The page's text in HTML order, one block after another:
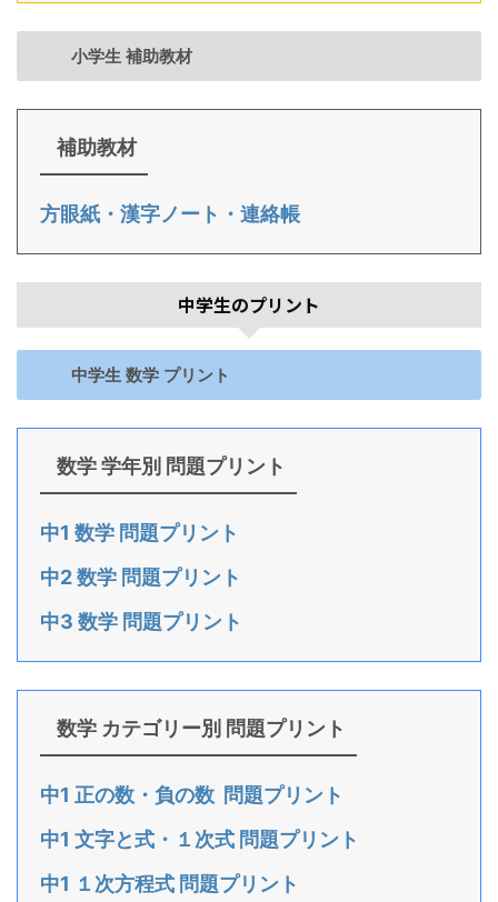
小学生 補助教材
補助教材
方眼紙・漢字ノート・連絡帳
中学生のプリント
中学生 数学 プリント
数学 学年別 問題プリント
中1 数学 問題プリント
中2 数学 問題プリント
中3 数学 問題プリント
数学 カテゴリー別 問題プリント
中1 正の数・負の数 問題プリント
中1 文字と式・１次式 問題プリント
中1 １次方程式 問題プリント